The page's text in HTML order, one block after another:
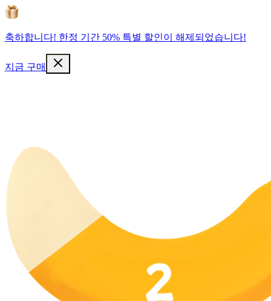
축하합니다! 한정 기간 50% 특별 할인이 해제되었습니다!
지금 구매